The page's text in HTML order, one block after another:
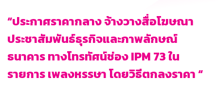
“ประกาศราคากลาง จ้างวางสื่อโฆษณา
ประชาสัมพันธ์ธุรกิจและภาพลักษณ์
ธนาคาร ทางโทรทัศน์ช่อง IPM 73 ใน
รายการ เพลงหรรษา โดยวิธีตกลงราคา “